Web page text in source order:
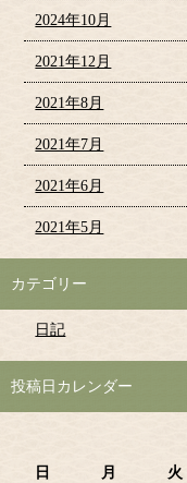
2024年10月
2021年12月
2021年8月
2021年7月
2021年6月
2021年5月
カテゴリー
日記
投稿日カレンダー
日 月 火